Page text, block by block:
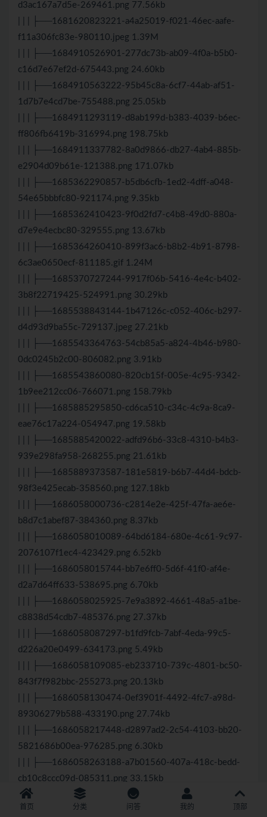
d3ac167a7d5e-269461.png 77.56kb
| | | ├──1681620823221-a4a25019-f021-46ec-aafe-
f11a306fc83e-980110.jpeg 1.39M
| | | ├──1684910526901-277dc73b-ab09-4f0a-b5b0-
c16d7e67ef2d-675443.png 24.60kb
| | | ├──1684910563222-95b45c8a-6cf7-44ab-af51-
1d7b7e4cd7be-755488.png 25.05kb
| | | ├──1684911293119-d8ab199d-b383-4039-b6ec-
ff806fb6419b-316994.png 198.75kb
| | | ├──1684911337782-8a0d9866-db27-4ab4-885b-
e2904d09b61e-121388.png 171.07kb
| | | ├──1685362290857-b5db6cfb-1ed2-4dff-a048-
54e65bbbfc80-921174.png 9.35kb
| | | ├──1685362410423-9f0d2fd7-c4b8-49d0-880a-
d7e9e4ecbc80-329555.png 13.67kb
| | | ├──1685364260410-899f3ac6-b8b2-4b91-8798-
6c3ae0650ecf-811185.gif 1.24M
| | | ├──1685370727244-9917f06b-5416-4e4c-b402-
3b8f22719425-524991.png 30.29kb
| | | ├──1685538843144-1b47126c-c052-406c-b297-
d4d93d9ba55c-729137.jpeg 27.21kb
| | | ├──1685543364763-54cb85a5-a824-4b46-b980-
0dc0245b2c00-806082.png 3.91kb
| | | ├──1685543860080-820cb15f-005e-4c95-9342-
1b9ee212cc06-766071.png 158.79kb
| | | ├──1685885295850-cd6ca510-c34c-4c9a-8ca9-
eae76c17a224-054947.png 19.58kb
| | | ├──1685885420022-adfd96b6-33c8-4310-b4b3-
939e298fa958-268255.png 21.61kb
| | | ├──1685889373587-181e5819-b6b7-44d4-bdcb-
98f3e425ecab-358560.png 127.18kb
| | | ├──1686058000736-c2814e2e-425f-47fa-ae6e-
b8d7c1abef87-384360.png 8.37kb
| | | ├──1686058010089-64bd6184-680e-4c61-9c97-
2076107f1ec4-423429.png 6.52kb
| | | ├──1686058015744-bb7e6ff0-5d6f-41f0-af4e-
d2a7d64ff633-538695.png 6.70kb
| | | ├──1686058025925-7e9a3892-4661-48a5-a1be-
c8838d54cdb7-485376.png 27.37kb
| | | ├──1686058087297-b1fd9fcb-7abf-4eda-99c5-
d226a20e0499-634173.png 5.49kb
| | | ├──1686058109085-eb233710-739c-4801-bc50-
843f7f982bbc-255273.png 20.13kb
| | | ├──1686058130474-0ef3901f-4492-4fc7-a98d-
89306279b588-433190.png 27.74kb
| | | ├──1686058217448-d2897ad2-2c54-4103-bb20-
5821686b00ea-976285.png 6.30kb
| | | ├──1686058263188-a7b01560-407a-418c-bedd-
cb10c8ccc09d-085311.png 33.15kb
| | | ├──1686058283738-a72d9098-da92-4a83-ab1f-
ed8598dbb8cf-567149.png 31.62kb
首页 分类 问答 我的 顶部